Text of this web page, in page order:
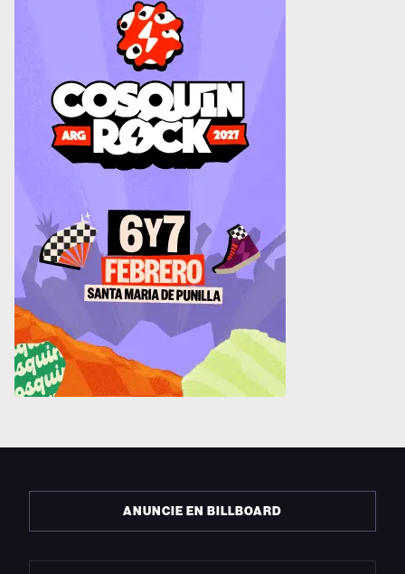
ANUNCIE EN BILLBOARD